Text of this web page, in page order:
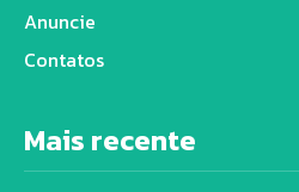
Anuncie
Contatos
Mais recente